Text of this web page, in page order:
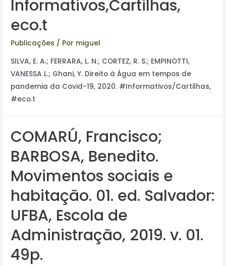
Informativos,Cartilhas,
eco.t
Publicações / Por miguel
SILVA, E. A.; FERRARA, L. N.; CORTEZ, R. S.; EMPINOTTI,
VANESSA L.; Ghani, Y. Direito à Água em tempos de
pandemia da Covid-19, 2020. #Informativos/Cartilhas,
#eco.t
COMARÚ, Francisco;
BARBOSA, Benedito.
Movimentos sociais e
habitação. 01. ed. Salvador:
UFBA, Escola de
Administração, 2019. v. 01.
49p.